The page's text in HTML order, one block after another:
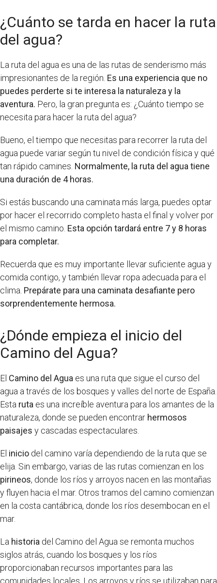
¿Cuánto se tarda en hacer la ruta
del agua?
La ruta del agua es una de las rutas de senderismo más
impresionantes de la región. Es una experiencia que no
puedes perderte si te interesa la naturaleza y la
aventura. Pero, la gran pregunta es: ¿Cuánto tiempo se
necesita para hacer la ruta del agua?
Bueno, el tiempo que necesitas para recorrer la ruta del
agua puede variar según tu nivel de condición física y qué
tan rápido camines. Normalmente, la ruta del agua tiene
una duración de 4 horas.
Si estás buscando una caminata más larga, puedes optar
por hacer el recorrido completo hasta el final y volver por
el mismo camino. Esta opción tardará entre 7 y 8 horas
para completar.
Recuerda que es muy importante llevar suficiente agua y
comida contigo, y también llevar ropa adecuada para el
clima. Prepárate para una caminata desafiante pero
sorprendentemente hermosa.
¿Dónde empieza el inicio del
Camino del Agua?
El Camino del Agua es una ruta que sigue el curso del
agua a través de los bosques y valles del norte de España.
Esta ruta es una increíble aventura para los amantes de la
naturaleza, donde se pueden encontrar hermosos
paisajes y cascadas espectaculares.
El inicio del camino varía dependiendo de la ruta que se
elija. Sin embargo, varias de las rutas comienzan en los
pirineos, donde los ríos y arroyos nacen en las montañas
y fluyen hacia el mar. Otros tramos del camino comienzan
en la costa cantábrica, donde los ríos desembocan en el
mar.
La historia del Camino del Agua se remonta muchos
siglos atrás, cuando los bosques y los ríos
proporcionaban recursos importantes para las
comunidades locales. Los arroyos y ríos se utilizaban para